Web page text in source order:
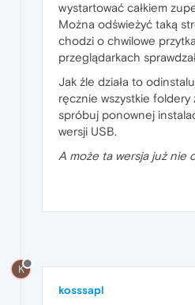
wystartować całkiem
Można odświeżyć taką
chodzi o chwilowe
przeglądarkach
Jak źle działa to
ręcznie wszystkie foldery
spróbuj ponownej
wersji USB.
A może ta wersja już nie
K
kosssapl